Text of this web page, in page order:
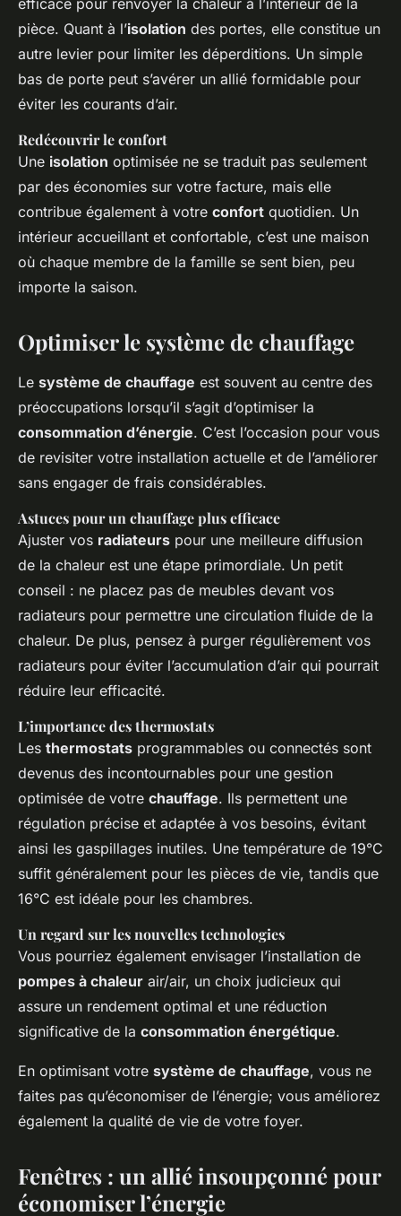
efficace pour renvoyer la chaleur à l’intérieur de la
pièce. Quant à l’isolation des portes, elle constitue un
autre levier pour limiter les déperditions. Un simple
bas de porte peut s’avérer un allié formidable pour
éviter les courants d’air.
Redécouvrir le confort
Une isolation optimisée ne se traduit pas seulement
par des économies sur votre facture, mais elle
contribue également à votre confort quotidien. Un
intérieur accueillant et confortable, c’est une maison
où chaque membre de la famille se sent bien, peu
importe la saison.
Optimiser le système de chauffage
Le système de chauffage est souvent au centre des
préoccupations lorsqu’il s’agit d’optimiser la
consommation d’énergie. C’est l’occasion pour vous
de revisiter votre installation actuelle et de l’améliorer
sans engager de frais considérables.
Astuces pour un chauffage plus efficace
Ajuster vos radiateurs pour une meilleure diffusion
de la chaleur est une étape primordiale. Un petit
conseil : ne placez pas de meubles devant vos
radiateurs pour permettre une circulation fluide de la
chaleur. De plus, pensez à purger régulièrement vos
radiateurs pour éviter l’accumulation d’air qui pourrait
réduire leur efficacité.
L’importance des thermostats
Les thermostats programmables ou connectés sont
devenus des incontournables pour une gestion
optimisée de votre chauffage. Ils permettent une
régulation précise et adaptée à vos besoins, évitant
ainsi les gaspillages inutiles. Une température de 19°C
suffit généralement pour les pièces de vie, tandis que
16°C est idéale pour les chambres.
Un regard sur les nouvelles technologies
Vous pourriez également envisager l’installation de
pompes à chaleur air/air, un choix judicieux qui
assure un rendement optimal et une réduction
significative de la consommation énergétique.
En optimisant votre système de chauffage, vous ne
faites pas qu’économiser de l’énergie; vous améliorez
également la qualité de vie de votre foyer.
Fenêtres : un allié insoupçonné pour
économiser l’énergie